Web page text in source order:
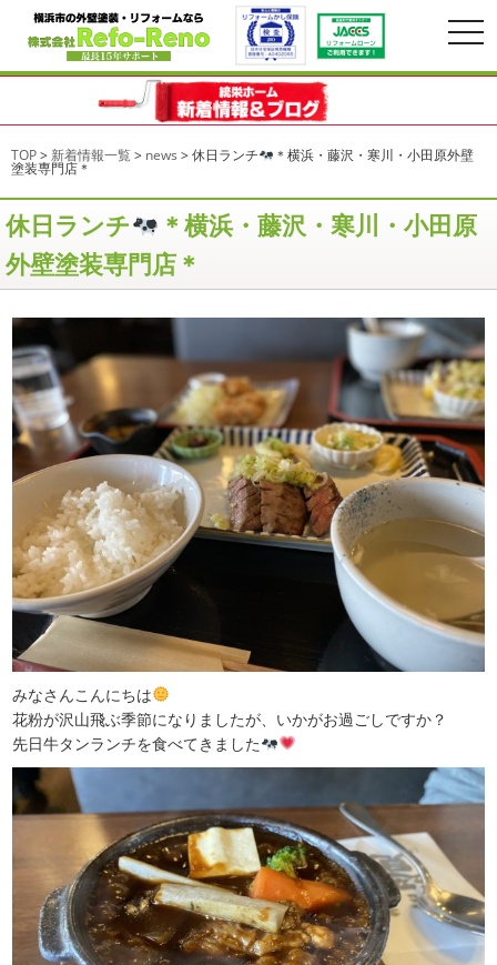
TOP> 新着情報一覧> news >休日ランチ ＊横浜・藤沢・寒川・小田原外壁
塗装専門店＊
休日ランチ
＊横浜・藤沢・寒川・小田原
外壁塗装専門店＊
みなさんこんにちは
花粉が沢山飛ぶ季節になりましたが、いかがお過ごしですか？
先日牛タンランチを食べてきました